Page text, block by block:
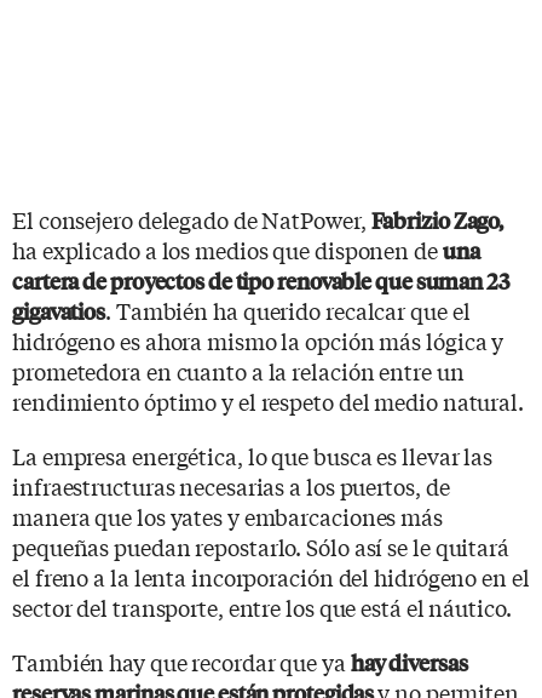
El consejero delegado de NatPower, Fabrizio Zago,
ha explicado a los medios que disponen deuna
cartera de proyectos de tipo renovable que suman 23
gigavatios. También ha querido recalcar que el
hidrógeno es ahora mismo la opción más lógica y
prometedora en cuanto a la relación entre un
rendimiento óptimo y el respeto del medio natural.
La empresa energética, lo que busca es llevar las
infraestructuras necesarias a los puertos, de
manera que los yates y embarcaciones más
pequeñas puedan repostarlo. Sólo así se le quitará
el freno a la lenta incorporación del hidrógeno en el
sector del transporte, entre los que está el náutico.
También hay que recordar que ya hay diversas